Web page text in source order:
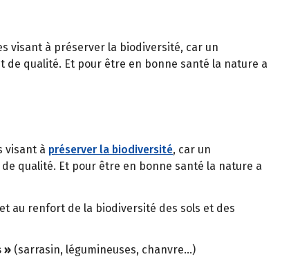
visant à préserver la biodiversité, car un
de qualité. Et pour être en bonne santé la nature a
visant à préserver la biodiversité, car un
qualité. Et pour être en bonne santé la nature a
au renfort de la biodiversité des sols et des
»(sarrasin, légumineuses, chanvre…)